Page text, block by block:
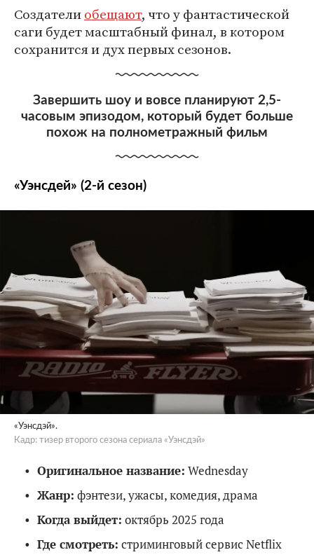
Создателиобещают, что у фантастической
саги будет масштабный финал, в котором
сохранится и дух первых сезонов.
Завершить шоу и вовсе планируют 2,5-
часовым эпизодом, который будет больше
похож на полнометражный фильм
«Уэнсдей» (2-й сезон)
«Уэнсдэй».
Кадр: тизер второго сезона сериала «Уэнсдэй»
Оригинальное название: Wednesday
Жанр: фэнтези, ужасы, комедия, драма
Когда выйдет: октябрь 2025 года
Где смотреть: стриминговый сервис Netflix